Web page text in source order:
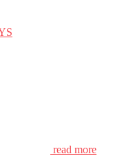
read more